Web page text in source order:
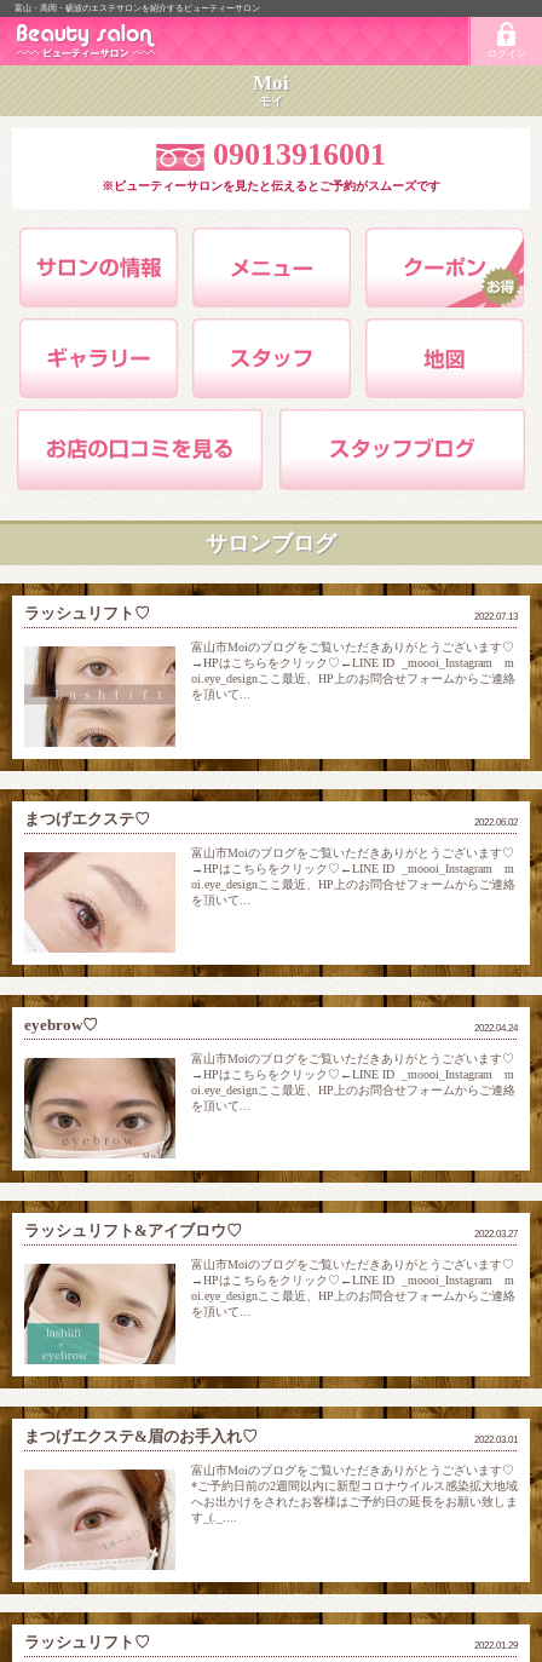
富山・高岡・砺波のエステサロンを紹介するビューティーサロン
ログイン
Moi
モイ
09013916001
※ビューティーサロンを見たと伝えるとご予約がスムーズです
サロンブログ
2022.07.13
ラッシュリフト♡
富山市Moiのブログをご覧いただきありがとうございます♡
→HPはこちらをクリック♡←LINE ID _moooi_Instagram m
oi.eye_designここ最近、HP上のお問合せフォームからご連絡
を頂いて...
2022.06.02
まつげエクステ♡
富山市Moiのブログをご覧いただきありがとうございます♡
→HPはこちらをクリック♡←LINE ID _moooi_Instagram m
oi.eye_designここ最近、HP上のお問合せフォームからご連絡
を頂いて...
2022.04.24
eyebrow♡
富山市Moiのブログをご覧いただきありがとうございます♡
→HPはこちらをクリック♡←LINE ID _moooi_Instagram m
oi.eye_designここ最近、HP上のお問合せフォームからご連絡
を頂いて...
2022.03.27
ラッシュリフト&アイブロウ♡
富山市Moiのブログをご覧いただきありがとうございます♡
→HPはこちらをクリック♡←LINE ID _moooi_Instagram m
oi.eye_designここ最近、HP上のお問合せフォームからご連絡
を頂いて...
2022.03.01
まつげエクステ&眉のお手入れ♡
富山市Moiのブログをご覧いただきありがとうございます♡
*ご予約日前の2週間以内に新型コロナウイルス感染拡大地域
へお出かけをされたお客様はご予約日の延長をお願い致しま
す_(._....
2022.01.29
ラッシュリフト♡